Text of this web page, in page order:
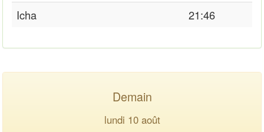
Icha
21:46
Demain
lundi 10 août